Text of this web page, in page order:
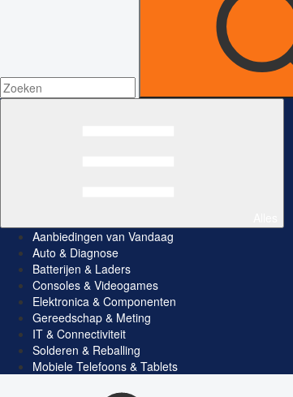
Aanbiedingen van Vandaag
Auto & Diagnose
Batterijen & Laders
Consoles & Videogames
Elektronica & Componenten
Gereedschap & Meting
IT & Connectiviteit
Solderen & Reballing
Mobiele Telefoons & Tablets